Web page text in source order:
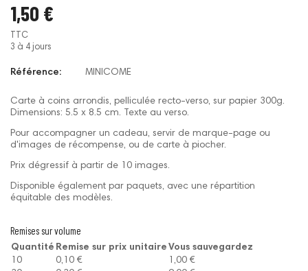
1,50 €
TTC
3 à 4 jours
Référence: MINICOME
Carte à coins arrondis, pelliculée recto-verso, sur papier 300g.
Dimensions: 5.5 x 8.5 cm. Texte au verso.
Pour accompagner un cadeau, servir de marque-page ou
d'images de récompense, ou de carte à piocher.
Prix dégressif à partir de 10 images.
Disponible également par paquets, avec une répartition
équitable des modèles.
Remises sur volume
Quantité Remise sur prix unitaire Vous sauvegardez
10
0,10 €
1,00 €